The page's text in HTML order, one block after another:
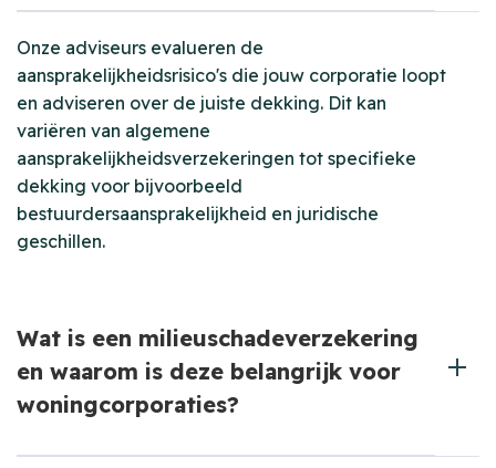
Onze adviseurs evalueren de
aansprakelijkheidsrisico's die jouw corporatie loopt
en adviseren over de juiste dekking. Dit kan
variëren van algemene
aansprakelijkheidsverzekeringen tot specifieke
dekking voor bijvoorbeeld
bestuurdersaansprakelijkheid en juridische
geschillen.
Wat is een milieuschadeverzekering
en waarom is deze belangrijk voor
woningcorporaties?